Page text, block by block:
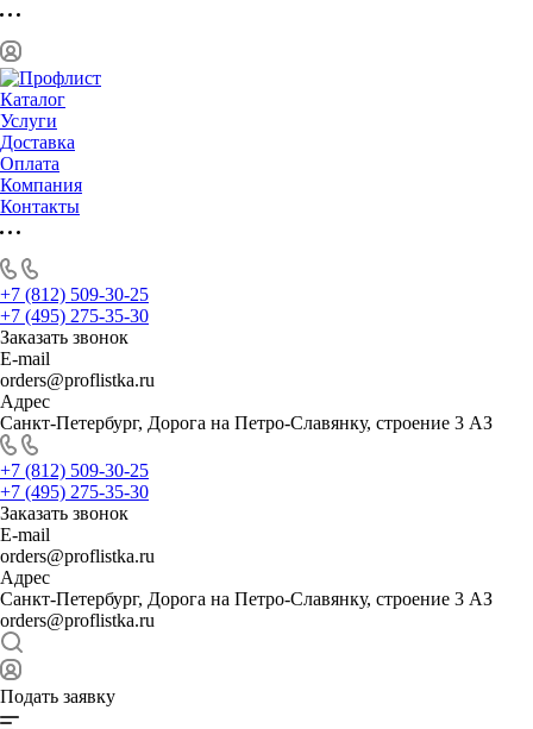
Каталог
Услуги
Доставка
Оплата
Компания
Контакты
+7 (812) 509-30-25
+7 (495) 275-35-30
Заказать звонок
E-mail
orders@proflistka.ru
Адрес
Санкт-Петербург, Дорога на Петро-Славянку, строение 3 АЗ
+7 (812) 509-30-25
+7 (495) 275-35-30
Заказать звонок
E-mail
orders@proflistka.ru
Адрес
Санкт-Петербург, Дорога на Петро-Славянку, строение 3 АЗ
orders@proflistka.ru
Подать заявку